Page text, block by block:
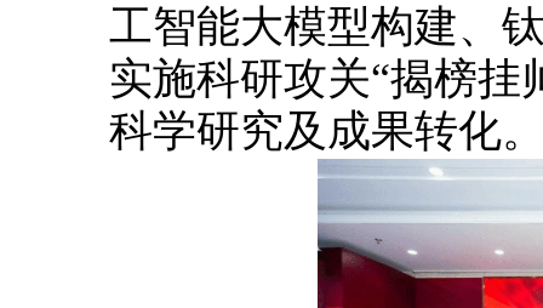
工智能大模型构建、
实施科研攻关“揭榜挂
科学研究及成果转化